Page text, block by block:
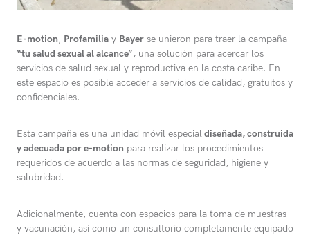
E-motion, Profamilia y Bayer se unieron para traer la campaña
“tu salud sexual al alcance”, una solución para acercar los
servicios de salud sexual y reproductiva en la costa caribe. En
este espacio es posible acceder a servicios de calidad, gratuitos y
confidenciales.
Esta campaña es una unidad móvil especialdiseñada, construida
y adecuada por e-motion para realizar los procedimientos
requeridos de acuerdo a las normas de seguridad, higiene y
salubridad.
Adicionalmente, cuenta con espacios para la toma de muestras
y vacunación, así como un consultorio completamente equipado